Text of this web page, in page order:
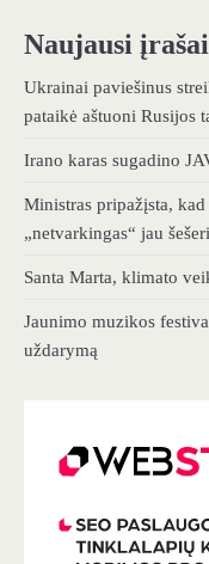
Naujausi įrašai
Ukrainai paviešinus
pataikė aštuoni Rusijos
Irano karas sugadino
Ministras pripažįsta,
„netvarkingas“ jau
Santa Marta, klimato
Jaunimo muzikos
uždarymą